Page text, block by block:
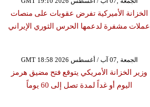
الخزانة الأميركية تفرض عقوبات على منصات
عملات مشفرة لدعمها الحرس الثوري الإيراني
GMT 18:58 2026 الجمعة ,07 آب / أغسطس
وزير الخزانة الأمريكي يتوقع فتح مضيق هرمز
اليوم أو غداً لمدة تصل إلى 60 يوماً